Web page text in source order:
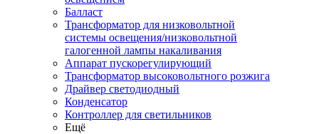
Балласт
Трансформатор для низковольтной
системы освещения/низковольтной
галогенной лампы накаливания
Аппарат пускорегулирующий
Трансформатор высоковольтного розжига
Драйвер светодиодный
Конденсатор
Контроллер для светильников
Ещё